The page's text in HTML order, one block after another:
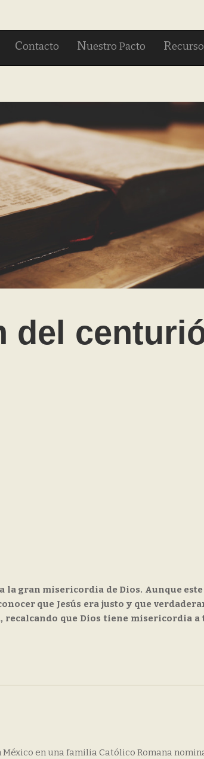
Contacto Nuestro Pacto R
del
la gran misericordia de Dios. Aunque
que Jesús era justo y que
que Dios tiene misericordia a
en una familia Católico Romana